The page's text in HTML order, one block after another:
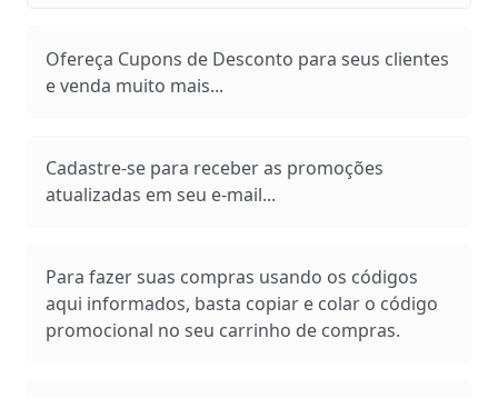
Ofereça Cupons de Desconto para seus clientes
e venda muito mais...
Cadastre-se para receber as promoções
atualizadas em seu e-mail...
Para fazer suas compras usando os códigos
aqui informados, basta copiar e colar o código
promocional no seu carrinho de compras.